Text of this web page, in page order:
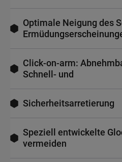
Optimale Neigung des
Click-on-arm:
Schnell- und
Sicherheitsarretierung
Speziell entwickelte
vermeiden